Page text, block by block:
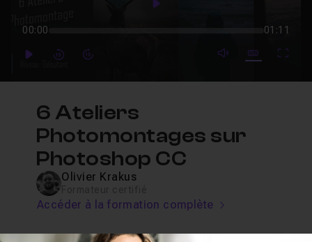
Play
00:00 01:11
PlayForwardForward mute video
Subtitles
6 Ateliers
Photomontages sur
Photoshop CC
Olivier Krakus
Accéder à la formation complète